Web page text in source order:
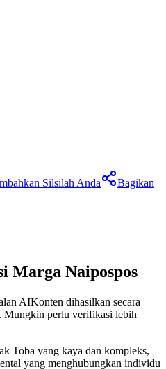
Silsilah Anda Bagikan
Marga Naipospos
AIKonten dihasilkan secara
Mungkin perlu verifikasi lebih
Toba yang kaya dan kompleks,
yang menghubungkan individu